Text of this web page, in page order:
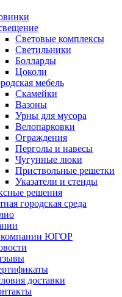
Световые комплексы
Светильники
Болларды
Цоколи
мебель
Скамейки
Вазоны
Урны для мусора
Велопарковки
Ограждения
Перголы и навесы
Чугунные люки
Приствольные решетки
Указатели и стенды
решения
городская среда
ЮГОР
доставки